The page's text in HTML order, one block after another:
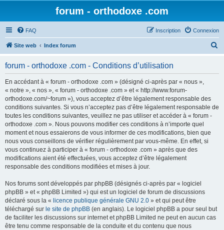
forum - orthodoxe .com
FAQ Connexion
Inscription
Site web Index forum
forum - orthodoxe .com - Conditions d’utilisation
En accédant à « forum - orthodoxe .com » (désigné ci-après par « nous »,
« notre », « nos », « forum - orthodoxe .com » et « http://www.forum-
orthodoxe.com/~forum »), vous acceptez d’être légalement responsable des
conditions suivantes. Si vous n’acceptez pas d’être légalement responsable de
toutes les conditions suivantes, veuillez ne pas utiliser et accéder à « forum -
orthodoxe .com ». Nous pouvons modifier ces conditions à n’importe quel
moment et nous essaierons de vous informer de ces modifications, bien que
nous vous conseillons de vérifier régulièrement par vous-même. En effet, si
vous continuez à participer à « forum - orthodoxe .com » après que des
modifications aient été effectuées, vous acceptez d’être légalement
responsable des conditions modifiées et mises à jour.
Nos forums sont développés par phpBB (désignés ci-après par « logiciel
phpBB » et « phpBB Limited ») qui est un logiciel de forum de discussions
déclaré sous la « licence publique générale GNU 2.0 » et qui peut être
téléchargé sur le site de phpBB (en anglais). Le logiciel phpBB a pour seul but
de faciliter les discussions sur internet et phpBB Limited ne peut en aucun cas
être tenu comme responsable de la conduite et du contenu que nous